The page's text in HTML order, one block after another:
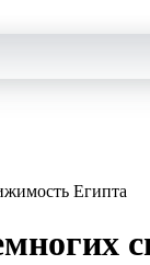
Египта